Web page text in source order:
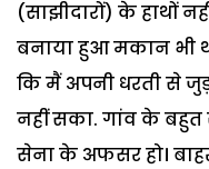
(साझीदारों) के हाथों
बनाया हुआ मकान भी
कि मैं अपनी धरती से
नहीं सका. गांव के
सेना के अफसर हो।